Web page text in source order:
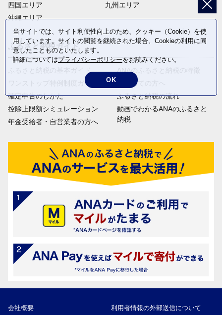
四国エリア
沖縄エリア
九州エリア
ふるさと納税ガイド
ふるさと納税の基本ガイド
ワンストップ特例制度ガイド
確定申告のしかた
控除上限額シミュレーション
年金受給者・自営業者の方へ
ANAのふるさと納税の特徴
はじめての方へ
ふるさと納税の流れ
動画でわかるANAのふるさと
納税
会社概要 利用者情報の外部送信について
当サイトでは、サイト利便性向上のため、クッキー（Cookie）を使
用しています。サイトの閲覧を継続された場合、Cookieの利用に同
意したことものといたします。
詳細についてはプライバシーポリシーをお読みください。
OK